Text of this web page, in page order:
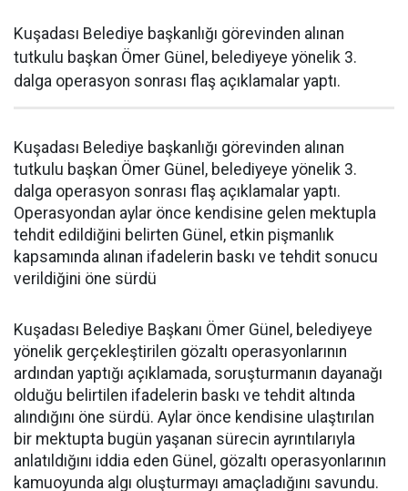
Kuşadası Belediye başkanlığı görevinden alınan
tutkulu başkan Ömer Günel, belediyeye yönelik 3.
dalga operasyon sonrası flaş açıklamalar yaptı.
Kuşadası Belediye başkanlığı görevinden alınan
tutkulu başkan Ömer Günel, belediyeye yönelik 3.
dalga operasyon sonrası flaş açıklamalar yaptı.
Operasyondan aylar önce kendisine gelen mektupla
tehdit edildiğini belirten Günel, etkin pişmanlık
kapsamında alınan ifadelerin baskı ve tehdit sonucu
verildiğini öne sürdü
Kuşadası Belediye Başkanı Ömer Günel, belediyeye
yönelik gerçekleştirilen gözaltı operasyonlarının
ardından yaptığı açıklamada, soruşturmanın dayanağı
olduğu belirtilen ifadelerin baskı ve tehdit altında
alındığını öne sürdü. Aylar önce kendisine ulaştırılan
bir mektupta bugün yaşanan sürecin ayrıntılarıyla
anlatıldığını iddia eden Günel, gözaltı operasyonlarının
kamuoyunda algı oluşturmayı amaçladığını savundu.